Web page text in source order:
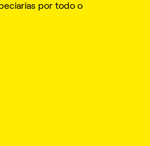
por todo o